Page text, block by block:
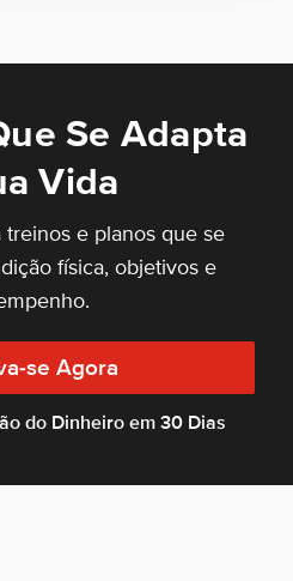
Se Adapta
Vida
treinos e planos que se
física, objetivos e
se Agora
do Dinheiro em 30 Dias